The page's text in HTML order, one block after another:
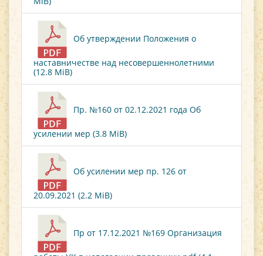
Об утверждении Положения о
наставничестве над несовершеннолетними
(12.8 MiB)
Пр. №160 от 02.12.2021 года Об
усилении мер (3.8 MiB)
Об усилении мер пр. 126 от
20.09.2021 (2.2 MiB)
Пр от 17.12.2021 №169 Организация